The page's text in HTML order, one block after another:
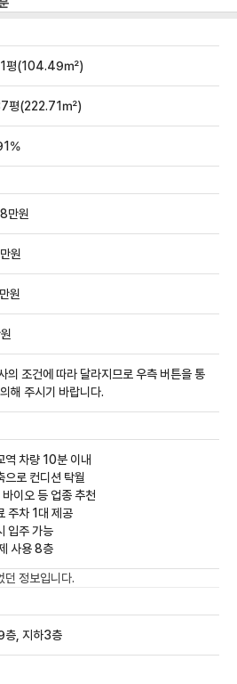
평(104.49㎡)
평(222.71㎡)
%
만원
원
원
원
의 조건에 따라 달라지므로 우측 버튼을 통
해 주시기 바랍니다.
역 차량 10분 이내
으로 컨디션 탁월
이오 등 업종 추천
주차 1대 제공
입주 가능
사용 8층
던 정보입니다.
층, 지하3층